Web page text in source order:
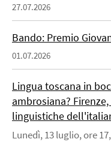
27.07.2026
Bando: Premio
01.07.2026
Lingua toscana in
ambrosiana?
linguistiche
Lunedì, 13 luglio, ore